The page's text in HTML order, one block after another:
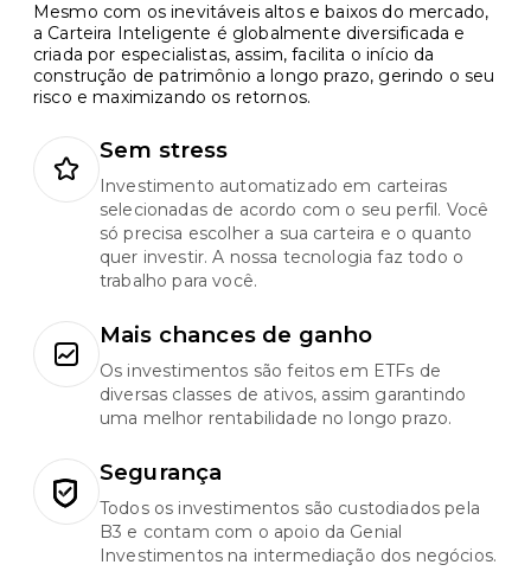
Mesmo com os inevitáveis altos e baixos do mercado,
a Carteira Inteligente é globalmente diversificada e
criada por especialistas, assim, facilita o início da
construção de patrimônio a longo prazo, gerindo o seu
risco e maximizando os retornos.
Sem stress
Investimento automatizado em carteiras
selecionadas de acordo com o seu perfil. Você
só precisa escolher a sua carteira e o quanto
quer investir. A nossa tecnologia faz todo o
trabalho para você.
Mais chances de ganho
Os investimentos são feitos em ETFs de
diversas classes de ativos, assim garantindo
uma melhor rentabilidade no longo prazo.
Segurança
Todos os investimentos são custodiados pela
B3 e contam com o apoio da Genial
Investimentos na intermediação dos negócios.